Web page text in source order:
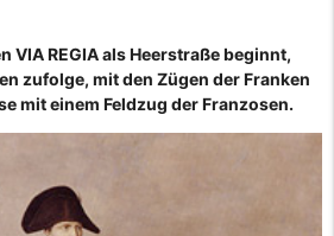
VIA REGIA als Heerstraße beginnt,
zufolge, mit den Zügen der Franken
mit einem Feldzug der Franzosen.